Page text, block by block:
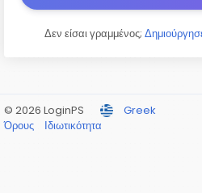
Δεν είσαι γραμμένος;
© 2026 LoginPS
Greek
Όρους
Ιδιωτικότητα